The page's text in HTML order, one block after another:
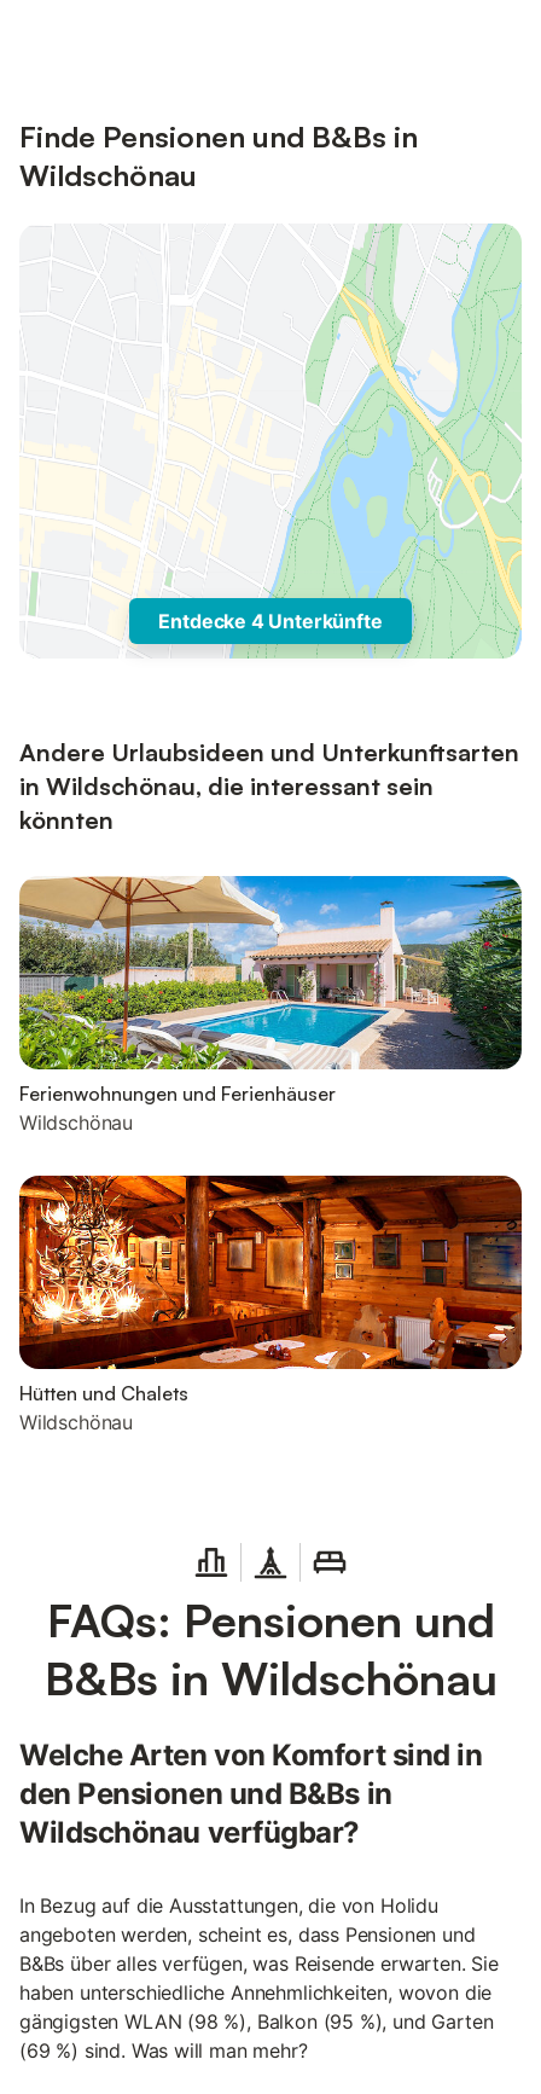
Finde Pensionen und B&Bs in
Wildschönau
Entdecke 4 Unterkünfte
Andere Urlaubsideen und Unterkunftsarten
in Wildschönau, die interessant sein
könnten
Ferienwohnungen und Ferienhäuser
Wildschönau
Hütten und Chalets
Wildschönau
FAQs: Pensionen und
B&Bs in Wildschönau
Welche Arten von Komfort sind in
den Pensionen und B&Bs in
Wildschönau verfügbar?
In Bezug auf die Ausstattungen, die von Holidu
angeboten werden, scheint es, dass Pensionen und
B&Bs über alles verfügen, was Reisende erwarten. Sie
haben unterschiedliche Annehmlichkeiten, wovon die
gängigsten WLAN (98 %), Balkon (95 %), und Garten
(69 %) sind. Was will man mehr?